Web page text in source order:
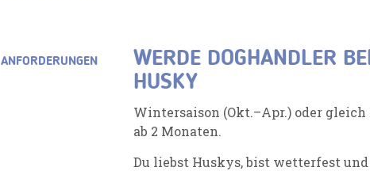
ANFORDERUNGEN
WERDE DOGHANDLER
HUSKY
Wintersaison (Okt.–Apr.) oder
ab 2 Monaten.
Du liebst Huskys, bist wetterfest